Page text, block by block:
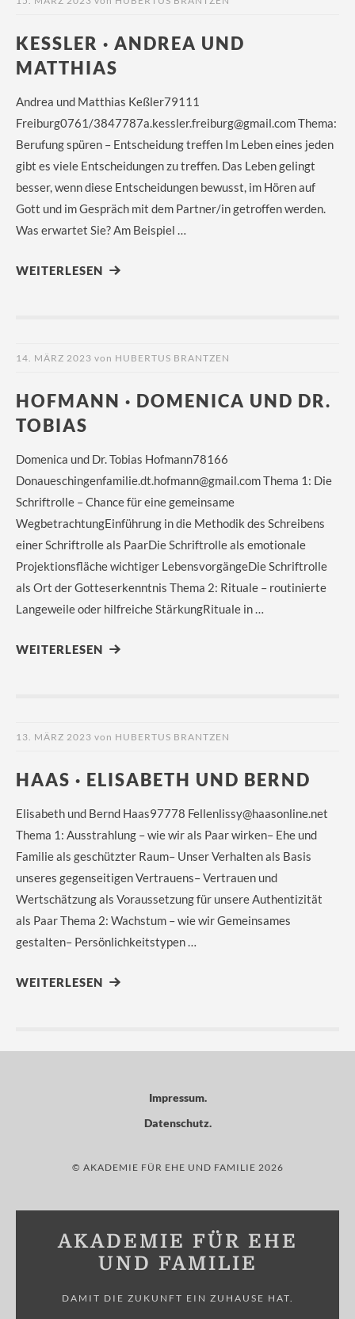
KESSLER · ANDREA UND M
ATTHIAS
Andrea und Matthias Keßler79111
Freiburg0761/3847787a.kessler.freiburg@gmail.com Thema:
Berufung spüren – Entscheidung treffen Im Leben eines jeden
gibt es viele Entscheidungen zu treffen. Das Leben gelingt
besser, wenn diese Entscheidungen bewusst, im Hören auf
Gott und im Gespräch mit dem Partner/in getroffen werden.
Was erwartet Sie? Am Beispiel …
WEITERLESEN
14. MÄRZ 2023 von HUBERTUS BRANTZEN
HOFMANN · DOMENICA UND DR.
TOBIAS
Domenica und Dr. Tobias Hofmann78166
Donaueschingenfamilie.dt.hofmann@gmail.com Thema 1: Die
Schriftrolle – Chance für eine gemeinsame
WegbetrachtungEinführung in die Methodik des Schreibens
einer Schriftrolle als PaarDie Schriftrolle als emotionale
Projektionsfläche wichtiger LebensvorgängeDie Schriftrolle
als Ort der Gotteserkenntnis Thema 2: Rituale – routinierte
Langeweile oder hilfreiche StärkungRituale in …
WEITERLESEN
13. MÄRZ 2023 von HUBERTUS BRANTZEN
HAAS · ELISABETH UND BERND
Elisabeth und Bernd Haas97778 Fellenlissy@haasonline.net
Thema 1: Ausstrahlung – wie wir als Paar wirken– Ehe und
Familie als geschützter Raum– Unser Verhalten als Basis
unseres gegenseitigen Vertrauens– Vertrauen und
Wertschätzung als Voraussetzung für unsere Authentizität
als Paar Thema 2: Wachstum – wie wir Gemeinsames
gestalten– Persönlichkeitstypen …
WEITERLESEN
Impressum
Datenschutz
© AKADEMIE FÜR EHE UND FAMILIE 2026
AKADEMIE FÜR EHE
UND FAMILIE
DAMIT DIE ZUKUNFT EIN ZUHAUSE HAT.